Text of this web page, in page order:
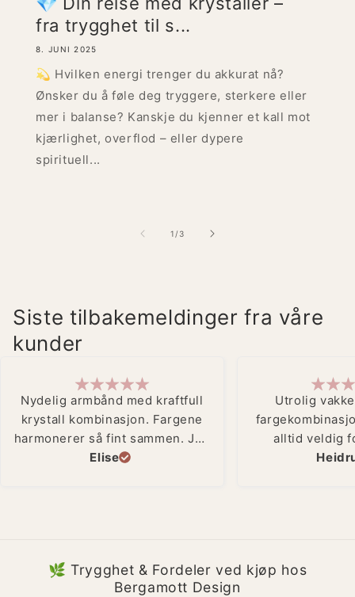
fra trygghet til s...
8. JUNI 2025
💫 Hvilken energi trenger du akkurat nå?
Ønsker du å føle deg tryggere, sterkere eller
mer i balanse? Kanskje du kjenner et kall mot
kjærlighet, overflod – eller dypere
spirituell...
1 /av
3
Siste tilbakemeldinger fra våre
kunder
Elise
Nydelig armbånd med kraftfull
krystall kombinasjon. Fargene
harmonerer så fint sammen. Jeg
føler meg jordet hver gang jeg
Utrolig
alltid veldig
armbåndene
🌿 Trygghet & Fordeler ved kjøp hos
Bergamott Design